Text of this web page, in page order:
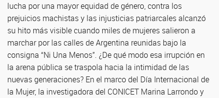
lucha por una mayor equidad de género, contra los
prejuicios machistas y las injusticias patriarcales alcanzó
su hito más visible cuando miles de mujeres salieron a
marchar por las calles de Argentina reunidas bajo la
consigna “Ni Una Menos”. ¿De qué modo esa irrupción en
la arena pública se traspola hacia la intimidad de las
nuevas generaciones? En el marco del Día Internacional de
la Mujer, la investigadora del CONICET Marina Larrondo y